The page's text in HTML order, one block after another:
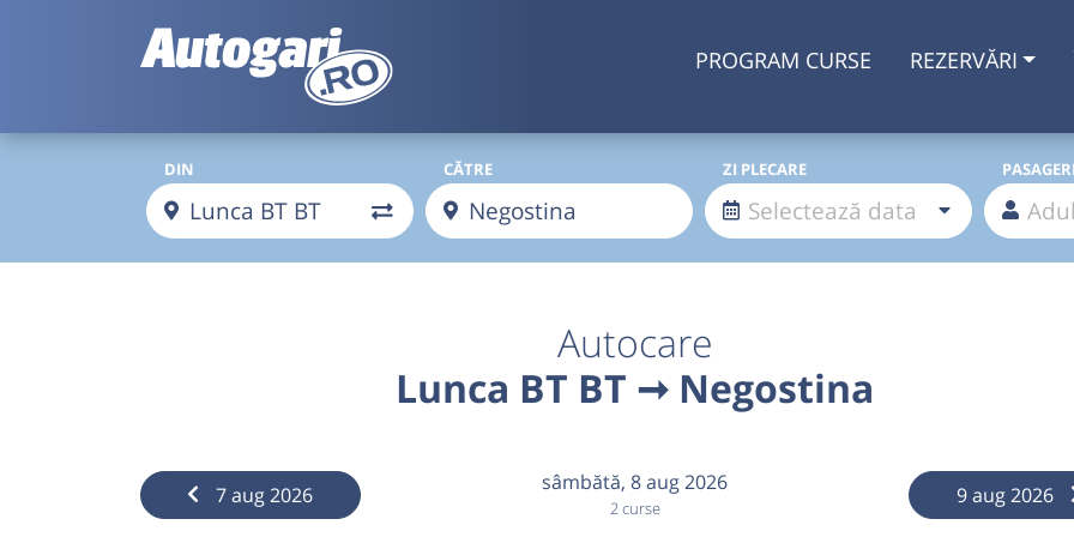
PROGRAM CURSE REZERVĂRI
DIN CĂTRE ZI PLECARE
Autocare
Lunca BT BT ➞ Negostina
7 aug 2026 sâmbătă, 8 aug 2026
2 curse 9 aug 2026